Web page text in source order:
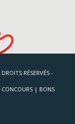
RÉSERVÉS -
CONCOURS | BONS